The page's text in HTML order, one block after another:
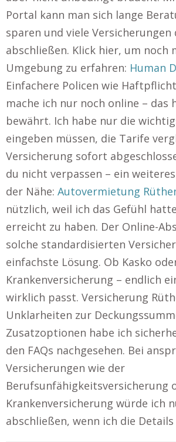
Portal kann man sich lange
sparen und viele
abschließen. Klick hier, um noch
Umgebung zu erfahren: Human
Einfachere Policen wie
mache ich nur noch online – das
bewährt. Ich habe nur die
eingeben müssen, die Tarife
Versicherung sofort
du nicht verpassen – ein
der Nähe: Autovermietung
nützlich, weil ich das Gefühl
erreicht zu haben. Der Online-
solche standardisierten
einfachste Lösung. Ob Kasko
Krankenversicherung – endlich
wirklich passt. Versicherung
Unklarheiten zur
Zusatzoptionen habe ich
den FAQs nachgesehen. Bei
Versicherungen wie der
Berufsunfähigkeitsversicherung
Krankenversicherung würde ich
abschließen, wenn ich die Details